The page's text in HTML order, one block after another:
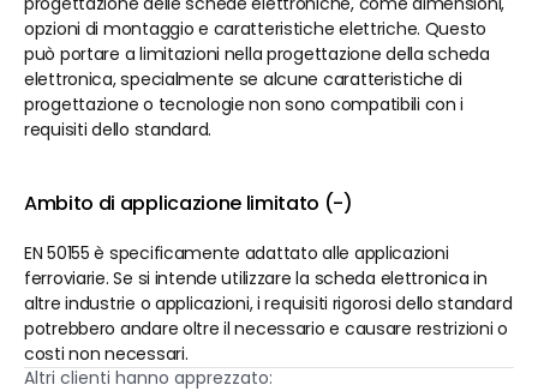
opzioni di montaggio e caratteristiche elettriche. Questo
può portare a limitazioni nella progettazione della scheda
elettronica, specialmente se alcune caratteristiche di
progettazione o tecnologie non sono compatibili con i
requisiti dello standard.
Ambito di applicazione limitato (-)
EN 50155 è specificamente adattato alle applicazioni
ferroviarie. Se si intende utilizzare la scheda elettronica in
altre industrie o applicazioni, i requisiti rigorosi dello standard
potrebbero andare oltre il necessario e causare restrizioni o
costi non necessari.
Altri clienti hanno apprezzato: